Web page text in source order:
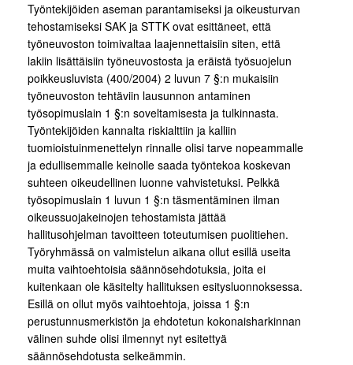
Työntekijöiden aseman parantamiseksi ja oikeusturvan
tehostamiseksi SAK ja STTK ovat esittäneet, että
työneuvoston toimivaltaa laajennettaisiin siten, että
lakiin lisättäisiin työneuvostosta ja eräistä työsuojelun
poikkeusluvista (400/2004) 2 luvun 7 §:n mukaisiin
työneuvoston tehtäviin lausunnon antaminen
työsopimuslain 1 §:n soveltamisesta ja tulkinnasta.
Työntekijöiden kannalta riskialttiin ja kalliin
tuomioistuinmenettelyn rinnalle olisi tarve nopeammalle
ja edullisemmalle keinolle saada työntekoa koskevan
suhteen oikeudellinen luonne vahvistetuksi. Pelkkä
työsopimuslain 1 luvun 1 §:n täsmentäminen ilman
oikeussuojakeinojen tehostamista jättää
hallitusohjelman tavoitteen toteutumisen puolitiehen.
Työryhmässä on valmistelun aikana ollut esillä useita
muita vaihtoehtoisia säännösehdotuksia, joita ei
kuitenkaan ole käsitelty hallituksen esitysluonnoksessa.
Esillä on ollut myös vaihtoehtoja, joissa 1 §:n
perustunnusmerkistön ja ehdotetun kokonaisharkinnan
välinen suhde olisi ilmennyt nyt esitettyä
säännösehdotusta selkeämmin.